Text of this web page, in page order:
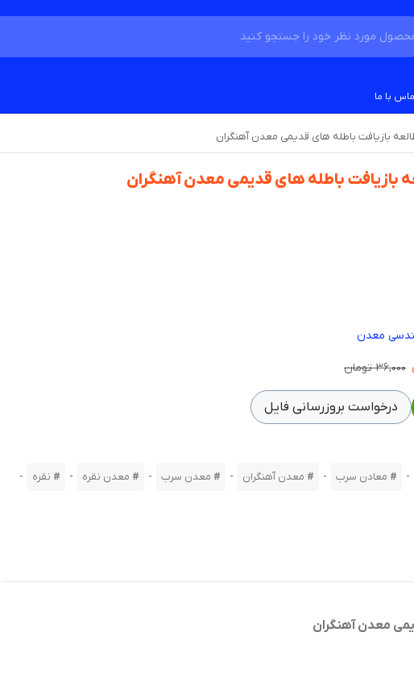
با ما
بازیافت باطله های قدیمی معدن آهنگران
بازیافت باطله های قدیمی معدن آهنگران
معدن
۳۶,۰۰۰ تومان
درخواست بروزرسانی فایل
- معادن سرب - معدن آهنگران - معدن سرب - معدن نقره - نقره -
معدن آهنگران